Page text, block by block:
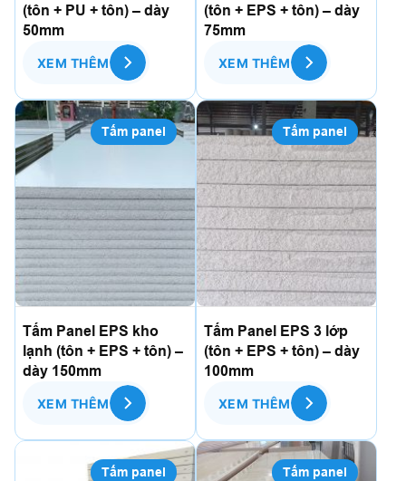
(tôn + PU + tôn) – dày
50mm
XEM THÊM
(tôn + EPS + tôn) – dày
75mm
XEM THÊM
Tấm panel
Tấm Panel EPS kho
lạnh (tôn + EPS + tôn) –
dày 150mm
XEM THÊM
Tấm panel
Tấm Panel EPS 3 lớp
(tôn + EPS + tôn) – dày
100mm
XEM THÊM
Tấm panel Tấm panel